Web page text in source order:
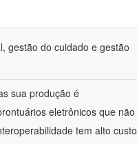
gestão do cuidado e gestão
sua produção é
eletrônicos que não
tem alto custo